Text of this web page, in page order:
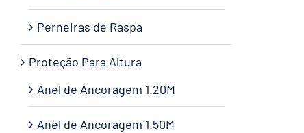
Perneiras de Raspa
Proteção Para Altura
Anel de Ancoragem 1.20M
Anel de Ancoragem 1.50M